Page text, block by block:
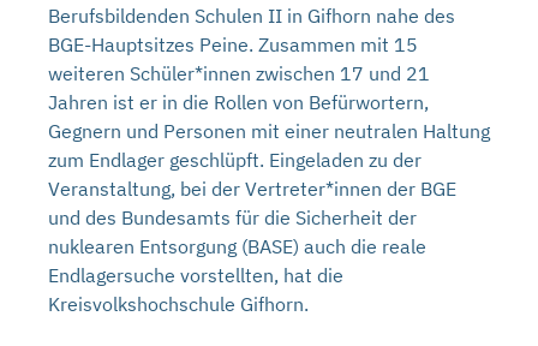
Berufsbildenden Schulen II in Gifhorn nahe des
BGE-Hauptsitzes Peine. Zusammen mit 15
weiteren Schüler*innen zwischen 17 und 21
Jahren ist er in die Rollen von Befürwortern,
Gegnern und Personen mit einer neutralen Haltung
zum Endlager geschlüpft. Eingeladen zu der
Veranstaltung, bei der Vertreter*innen der BGE
und des Bundesamts für die Sicherheit der
nuklearen Entsorgung (BASE) auch die reale
Endlagersuche vorstellten, hat die
Kreisvolkshochschule Gifhorn.